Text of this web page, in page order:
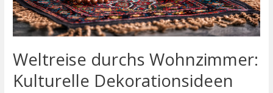
Weltreise durchs Wohnzimmer:
Kulturelle Dekorationsideen